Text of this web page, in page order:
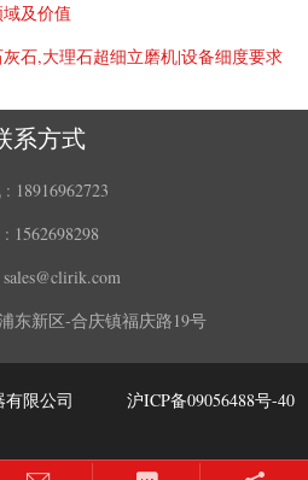
及价值
石,大理石超细立磨机|设备细度要求
系方式
: 18916962723
: 1562698298
sales@clirik.com
东新区-合庆镇福庆路19号
限公司 沪ICP备09056488号-40